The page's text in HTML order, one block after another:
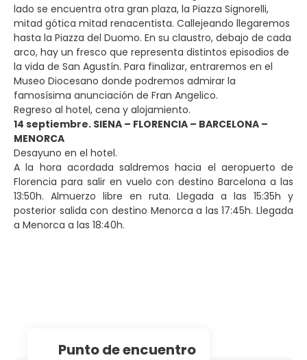
lado se encuentra otra gran plaza, la Piazza Signorelli,
mitad gótica mitad renacentista. Callejeando llegaremos
hasta la Piazza del Duomo. En su claustro, debajo de cada
arco, hay un fresco que representa distintos episodios de
la vida de San Agustín. Para finalizar, entraremos en el
Museo Diocesano donde podremos admirar la
famosísima anunciación de Fran Angelico.
Regreso al hotel, cena y alojamiento.
14 septiembre. SIENA – FLORENCIA – BARCELONA –
MENORCA
Desayuno en el hotel.
A la hora acordada saldremos hacia el aeropuerto de
Florencia para salir en vuelo con destino Barcelona a las
13:50h. Almuerzo libre en ruta. Llegada a las 15:35h y
posterior salida con destino Menorca a las 17:45h. Llegada
a Menorca a las 18:40h.
Punto de encuentro